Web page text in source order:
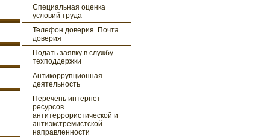
Специальная оценка
условий труда
Телефон доверия. Почта
доверия
Подать заявку в службу
техподдержки
Антикоррупционная
деятельность
Перечень интернет -
ресурсов
антитеррористической и
антиэкстремистской
направленности